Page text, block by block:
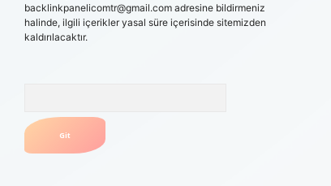
backlinkpanelicomtr@gmail.comadresine bildirmeniz
halinde, ilgili içerikler yasal süre içerisinde sitemizden
kaldırılacaktır.